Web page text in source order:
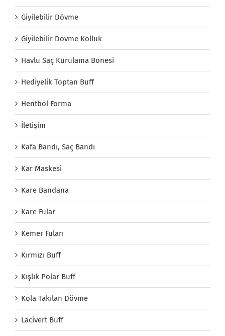
Giyilebilir Dövme
Giyilebilir Dövme Kolluk
Havlu Saç Kurulama Bonesi
Hediyelik Toptan Buff
Hentbol Forma
İletişim
Kafa Bandı, Saç Bandı
Kar Maskesi
Kare Bandana
Kare Fular
Kemer Fuları
Kırmızı Buff
Kışlık Polar Buff
Kola Takılan Dövme
Lacivert Buff